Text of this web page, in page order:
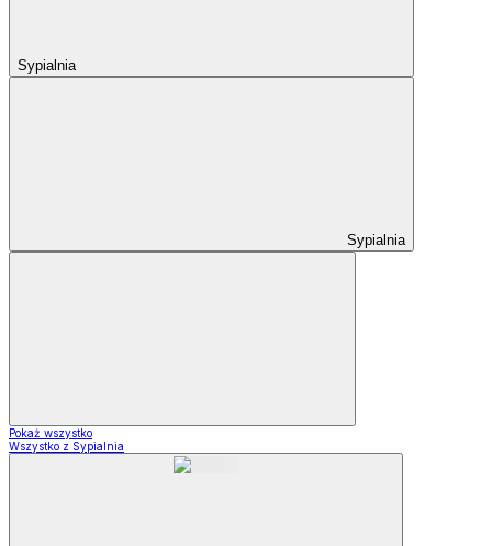
Sypialnia
Sypialnia
Pokaż wszystko
Wszystko z Sypialnia